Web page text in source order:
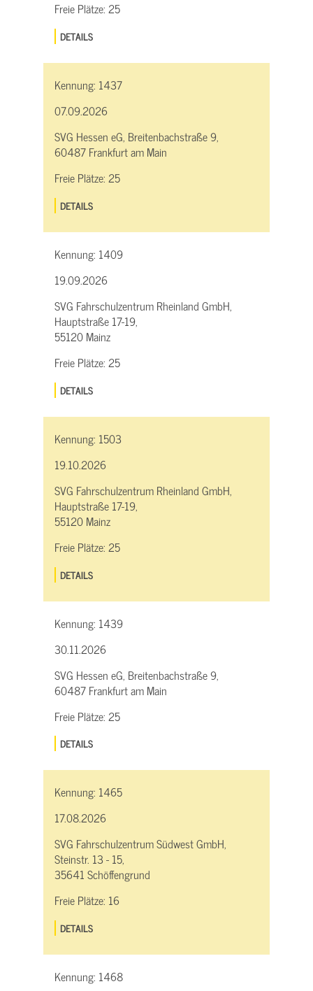
Freie Plätze:25
DETAILS
Kennung: 1437
07.09.2026
SVG Hessen eG, Breitenbachstraße 9,
60487 Frankfurt am Main
Freie Plätze:25
DETAILS
Kennung: 1409
19.09.2026
SVG Fahrschulzentrum Rheinland GmbH,
Hauptstraße 17-19,
55120 Mainz
Freie Plätze:25
DETAILS
Kennung: 1503
19.10.2026
SVG Fahrschulzentrum Rheinland GmbH,
Hauptstraße 17-19,
55120 Mainz
Freie Plätze:25
DETAILS
Kennung: 1439
30.11.2026
SVG Hessen eG, Breitenbachstraße 9,
60487 Frankfurt am Main
Freie Plätze:25
DETAILS
Kennung: 1465
17.08.2026
SVG Fahrschulzentrum Südwest GmbH,
Steinstr. 13 - 15,
35641 Schöffengrund
Freie Plätze: 16
DETAILS
Kennung: 1468